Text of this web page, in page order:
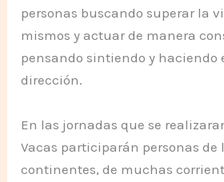
personas buscando superar la
mismos y actuar de manera
pensando sintiendo y haciendo
dirección.
En las jornadas que se
Vacas participarán personas de
continentes, de muchas